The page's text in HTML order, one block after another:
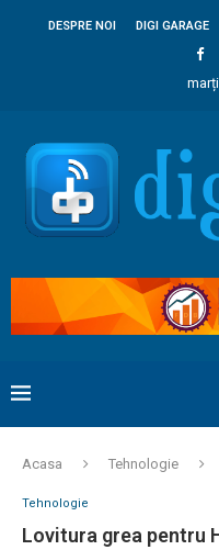
DESPRE NOI DIGI GARAGE
Acasa Tehnologie
Tehnologie
Lovitura grea pentru